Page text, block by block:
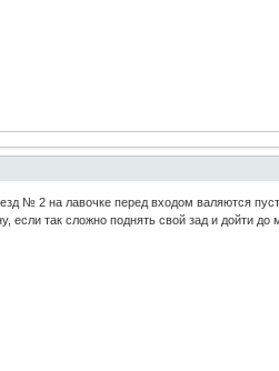
№ 2 на лавочке перед входом валяются
если так сложно поднять свой зад и дойти